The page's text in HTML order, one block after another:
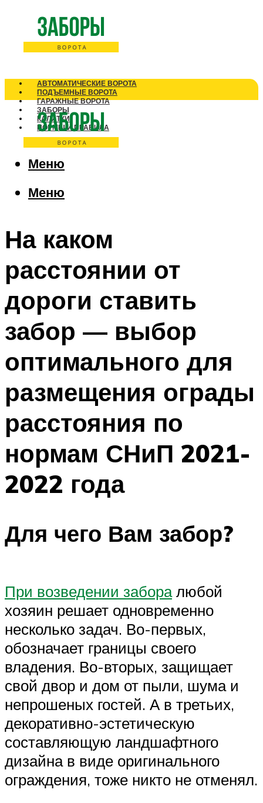
АВТОМАТИЧЕСКИЕ ВОРОТА
ПОДЪЕМНЫЕ ВОРОТА
ГАРАЖНЫЕ ВОРОТА
ЗАБОРЫ
КАЛИТКИ
НОРМЫ И ПРАВИЛА
Меню
Меню
На каком
расстоянии от
дороги ставить
забор — выбор
оптимального для
размещения ограды
расстояния по
нормам СНиП 2021-
2022 года
Для чего Вам забор?
При возведении заборалюбой
хозяин решает одновременно
несколько задач. Во-первых,
обозначает границы своего
владения. Во-вторых, защищает
свой двор и дом от пыли, шума и
непрошеных гостей. А в третьих,
декоративно-эстетическую
составляющую ландшафтного
дизайна в виде оригинального
ограждения, тоже никто не отменял.